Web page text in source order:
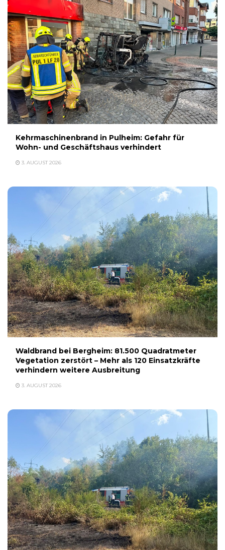
Kehrmaschinenbrand in Pulheim: Gefahr für
Wohn- und Geschäftshaus verhindert
3. AUGUST 2026
Waldbrand bei Bergheim: 81.500 Quadratmeter
Vegetation zerstört – Mehr als 120 Einsatzkräfte
verhindern weitere Ausbreitung
3. AUGUST 2026